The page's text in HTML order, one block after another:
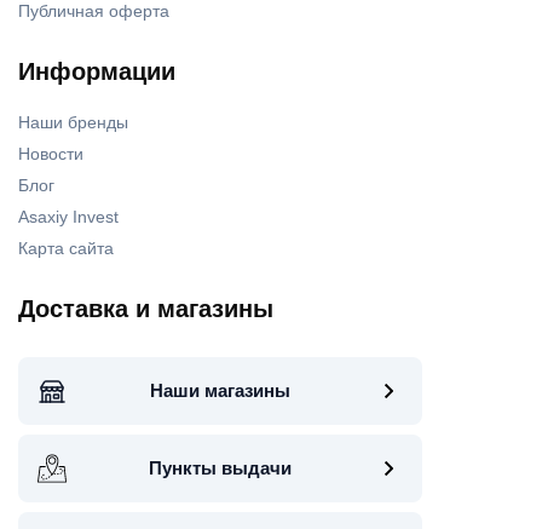
Публичная оферта
Информации
Наши бренды
Новости
Блог
Asaxiy Invest
Карта сайта
Доставка и магазины
Наши магазины
Пункты выдачи